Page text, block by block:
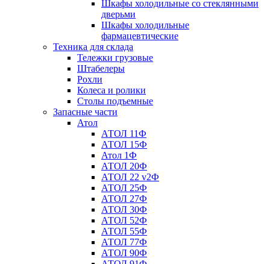
Шкафы холодильные со стеклянными
дверьми
Шкафы холодильные
фармацевтические
Техника для склада
Тележки грузовые
Штабелеры
Рохли
Колеса и ролики
Столы подъемные
Запасные части
Атол
АТОЛ 11Ф
АТОЛ 15Ф
Атол 1Ф
АТОЛ 20Ф
АТОЛ 22 v2Ф
АТОЛ 25Ф
АТОЛ 27Ф
АТОЛ 30Ф
АТОЛ 52Ф
АТОЛ 55Ф
АТОЛ 77Ф
АТОЛ 90Ф